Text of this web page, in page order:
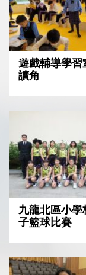
遊戲輔導學習
讀角
九龍北區小學
子籃球比賽